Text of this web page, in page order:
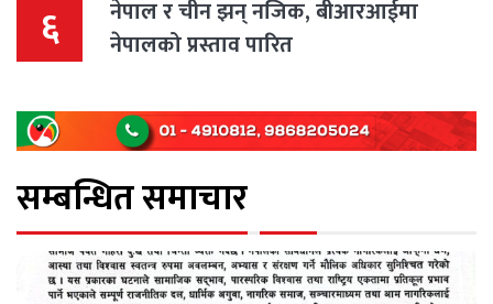
६
नेपाल र चीन झन् नजिक, बीआरआईमा
नेपालको प्रस्ताव पारित
सम्बन्धित समाचार